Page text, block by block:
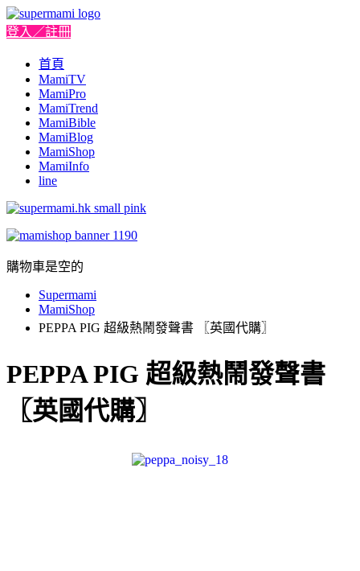
登入／註冊
首頁
MamiTV
MamiPro
MamiTrend
MamiBible
MamiBlog
MamiShop
MamiInfo
line
購物車是空的
Supermami
MamiShop
PEPPA PIG 超級熱鬧發聲書 〖英國代購〗
PEPPA PIG 超級熱鬧發聲書
〖英國代購〗